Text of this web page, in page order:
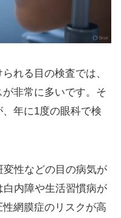
れる目の検査では、
非常に多いです。そ
年に1度の眼科で検
性などの目の病気が
内障や生活習慣病が
網膜症のリスクが高